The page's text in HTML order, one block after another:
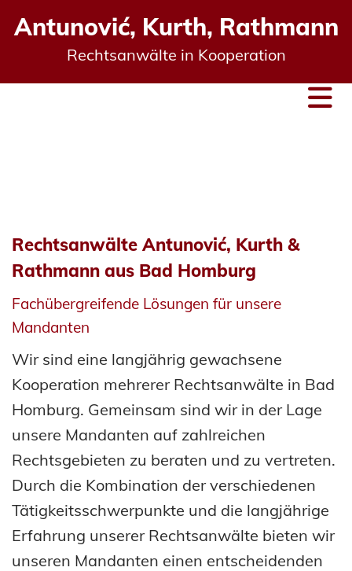
Antunović, Kurth, Rathmann
Rechtsanwälte in Kooperation
Rechtsanwälte Antunović, Kurth &
Rathmann aus Bad Homburg
Fachübergreifende Lösungen für unsere
Mandanten
Wir sind eine langjährig gewachsene
Kooperation mehrerer Rechtsanwälte in Bad
Homburg. Gemeinsam sind wir in der Lage
unsere Mandanten auf zahlreichen
Rechtsgebieten zu beraten und zu vertreten.
Durch die Kombination der verschiedenen
Tätigkeitsschwerpunkte und die langjährige
Erfahrung unserer Rechtsanwälte bieten wir
unseren Mandanten einen entscheidenden